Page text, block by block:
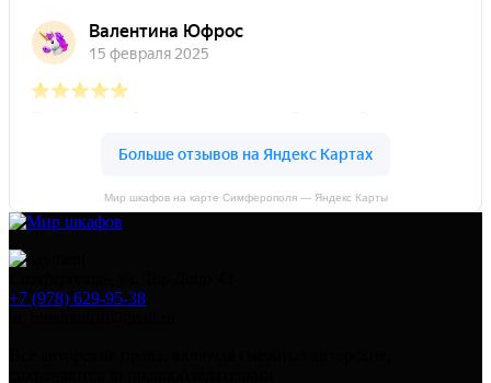
Мир шкафов на карте Симферополя — Яндекс Карты
+7 (978) 629-95-38